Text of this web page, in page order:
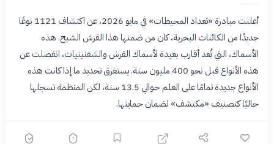
أعلنت مبادرة «تعداد المحيطات» في مايو 2026، عن اكتشاف 1121 نوعًا
جديدًا من الكائنات البحرية، كان من ضمنها هذا القرش الشبح. هذه
الأسماك، التي تُعد أقارب بعيدة لأسماك القرش والشفنينيات، انفصلت عن
هذه الأنواع قبل نحو 400 مليون سنة. يستغرق تحديد ما إذا كانت هذه
الأنواع جديدة تمامًا على العلم حوالي 13.5 سنة، لكن المنظمة تسجلها
حاليًا كتصنيف «مكتشف» لضمان حمايتها.